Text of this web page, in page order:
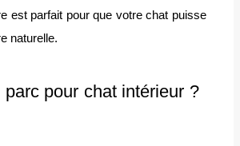
est parfait pour que votre chat puisse
naturelle.
pour chat intérieur ?